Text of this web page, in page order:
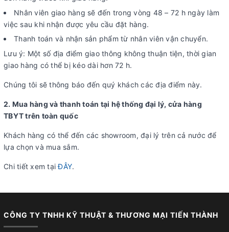
Nhân viên giao hàng sẽ đến trong vòng 48 – 72 h ngày làm
việc sau khi nhận được yêu cầu đặt hàng.
Thanh toán và nhận sản phẩm từ nhân viên vận chuyển.
Lưu ý: Một số địa điểm giao thông không thuận tiện, thời gian
giao hàng có thể bị kéo dài hơn 72 h.
Chúng tôi sẽ thông báo đến quý khách các địa điểm này.
2. Mua hàng và thanh toán tại hệ thống đại lý, cửa hàng
TBYT trên toàn quốc
Khách hàng có thể đến các showroom, đại lý trên cả nước để
lựa chọn và mua sắm.
Chi tiết xem tạiĐÂY.
CÔNG TY TNHH KỸ THUẬT & THƯƠNG MẠI TIẾN THÀNH